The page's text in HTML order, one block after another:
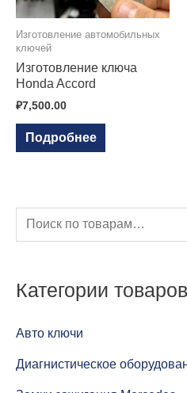
Изготовление автомобильных
ключей
Изготовление ключа
Honda Accord
₽7,500.00
Подробнее
с
а
ь
:
Категории товаров
Авто ключи
Диагнистическое